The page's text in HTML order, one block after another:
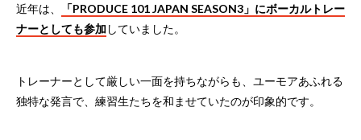
近年は、
「PRODUCE 101 JAPAN SEASON3」にボーカルトレー
ナーとしても参加していました。
トレーナーとして厳しい一面を持ちながらも、ユーモアあふれる
独特な発言で、練習生たちを和ませていたのが印象的です。